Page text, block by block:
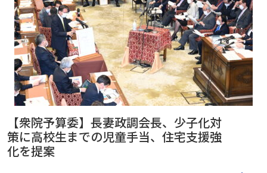
【衆院予算委】長妻政調会長、少子化対
策に高校生までの児童手当、住宅支援強
化を提案